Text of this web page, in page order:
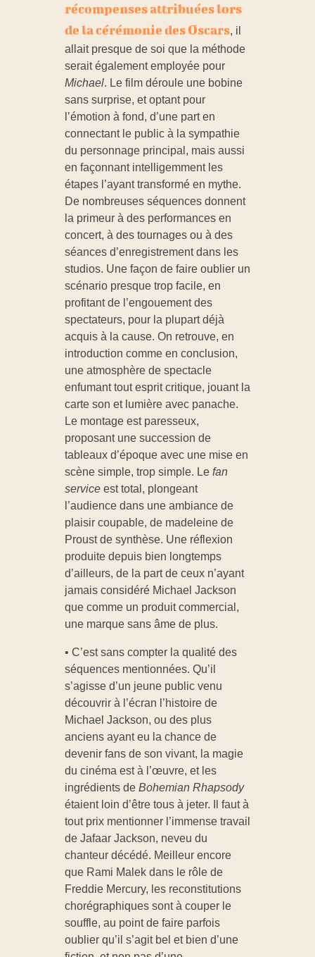
récompenses attribuées lors
de la cérémonie des Oscars, il
allait presque de soi que la méthode
serait également employée pour
Michael. Le film déroule une bobine
sans surprise, et optant pour
l’émotion à fond, d’une part en
connectant le public à la sympathie
du personnage principal, mais aussi
en façonnant intelligemment les
étapes l’ayant transformé en mythe.
De nombreuses séquences donnent
la primeur à des performances en
concert, à des tournages ou à des
séances d’enregistrement dans les
studios. Une façon de faire oublier un
scénario presque trop facile, en
profitant de l’engouement des
spectateurs, pour la plupart déjà
acquis à la cause. On retrouve, en
introduction comme en conclusion,
une atmosphère de spectacle
enfumant tout esprit critique, jouant la
carte son et lumière avec panache.
Le montage est paresseux,
proposant une succession de
tableaux d’époque avec une mise en
scène simple, trop simple. Le fan
serviceest total, plongeant
l’audience dans une ambiance de
plaisir coupable, de madeleine de
Proust de synthèse. Une réflexion
produite depuis bien longtemps
d’ailleurs, de la part de ceux n’ayant
jamais considéré Michael Jackson
que comme un produit commercial,
une marque sans âme de plus.
• C’est sans compter la qualité des
séquences mentionnées. Qu’il
s’agisse d’un jeune public venu
découvrir à l’écran l’histoire de
Michael Jackson, ou des plus
anciens ayant eu la chance de
devenir fans de son vivant, la magie
du cinéma est à l’œuvre, et les
ingrédients de Bohemian Rhapsody
étaient loin d’être tous à jeter. Il faut à
tout prix mentionner l’immense travail
de Jafaar Jackson, neveu du
chanteur décédé. Meilleur encore
que Rami Malek dans le rôle de
Freddie Mercury, les reconstitutions
chorégraphiques sont à couper le
souffle, au point de faire parfois
oublier qu’il s’agit bel et bien d’une